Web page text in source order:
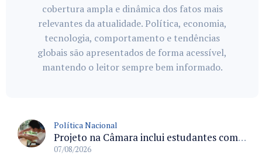
cobertura ampla e dinâmica dos fatos mais
relevantes da atualidade. Política, economia,
tecnologia, comportamento e tendências
globais são apresentados de forma acessível,
mantendo o leitor sempre bem informado.
Política Nacional
Projeto na Câmara inclui estudantes com deficiência no regime escolar especial da LDB e estabelece critérios para frequência
07/08/2026